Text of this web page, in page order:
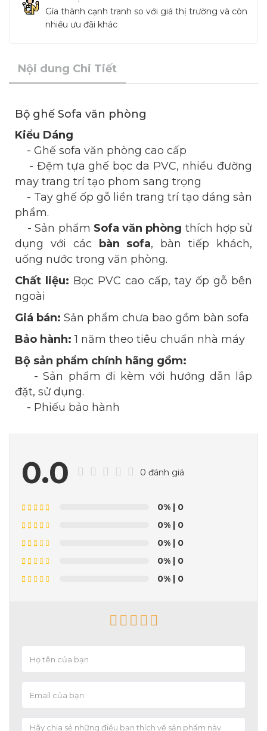
Gía thành cạnh tranh so với giá thị trường và còn
nhiều ưu đãi khác
Nội dung Chi Tiết
Bộ ghế Sofa văn phòng
Kiểu Dáng
- Ghế sofa văn phòng cao cấp
- Đệm tựa ghế bọc da PVC, nhiều đường
may trang trí tạo phom sang trọng
- Tay ghế ốp gỗ liền trang trí tạo dáng sản
phẩm.
- Sản phẩm Sofa văn phòng thích hợp sử
dụng với các
bàn sofa, bàn tiếp khách,
uống nước trong văn phòng.
Chất liệu: Bọc PVC cao cấp, tay ốp gỗ bên
ngoài
Giá bán: Sản phẩm chưa bao gồm bàn sofa
Bảo hành: 1 năm theo tiêu chuẩn nhà máy
Bộ sản phẩm chính hãng gồm:
- Sản phẩm đi kèm với hướng dẫn lắp
đặt, sử dụng.
- Phiếu bảo hành
0.0 0 đánh giá
0% | 0
0% | 0
0% | 0
0% | 0
0% | 0